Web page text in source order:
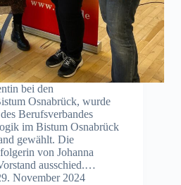
bei den
Osnabrück, wurde
Berufsverbandes
im Bistum Osnabrück
gewählt. Die
von Johanna
ausschied.…
November 2024